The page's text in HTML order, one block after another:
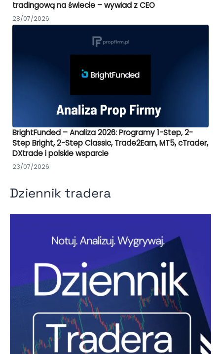
tradingową na świecie – wywiad z CEO
28/07/2026
BrightFunded – Analiza 2026: Programy 1-Step, 2-
Step Bright, 2-Step Classic, Trade2Earn, MT5, cTrader,
DXtrade i polskie wsparcie
23/07/2026
Dziennik tradera